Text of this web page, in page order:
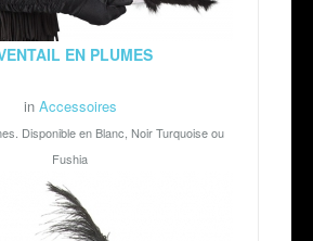
EN PLUMES
in Accessoires
Disponible en Blanc, Noir Turquoise ou
Fushia